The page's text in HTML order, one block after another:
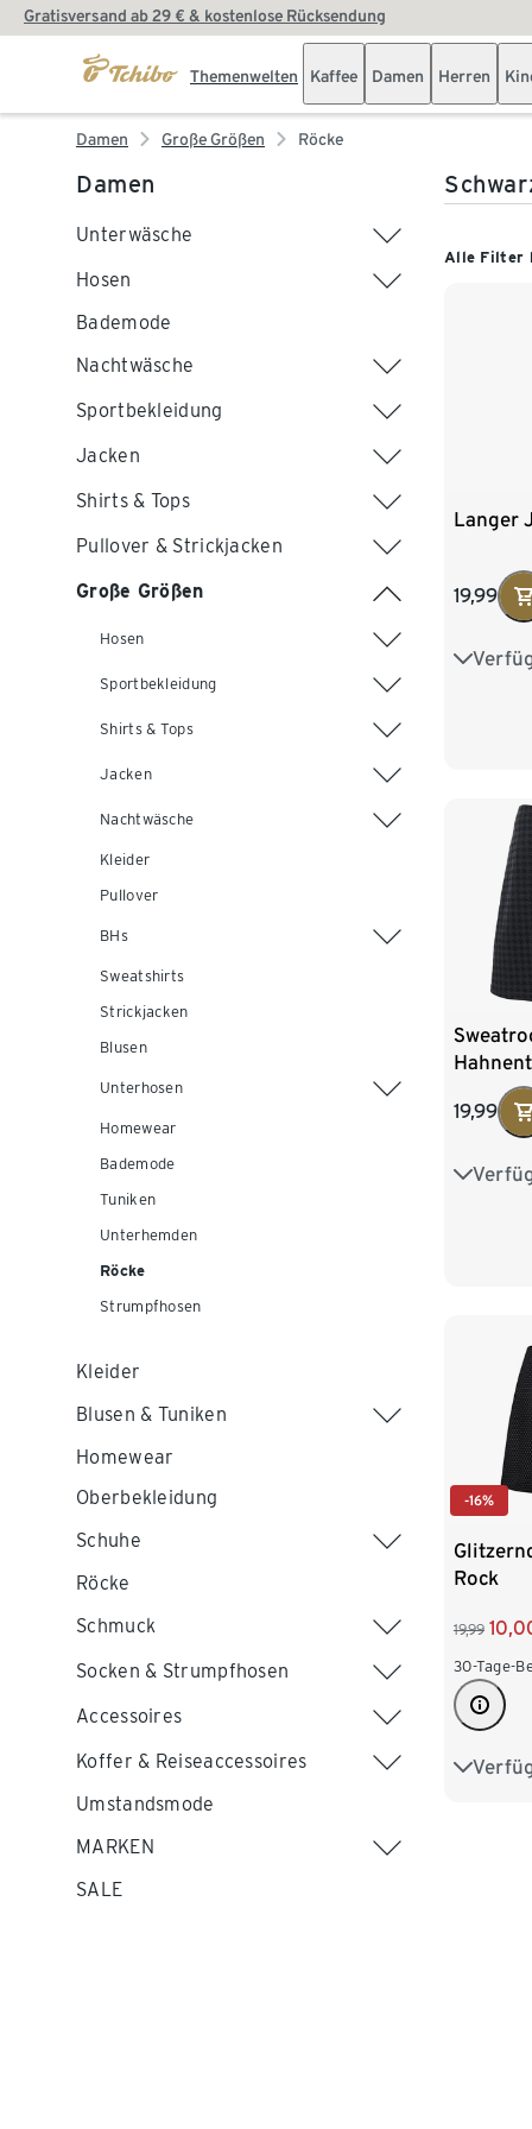
Gratisversand ab 29 € & kostenlose Rücksendung
Themenwelten Kaffee Damen Herren
Damen Große Größen Röcke
Damen
Unterwäsche
Hosen
Bademode
Nachtwäsche
Sportbekleidung
Jacken
Shirts & Tops
Pullover & Strickjacken
Große Größen
Hosen
Sportbekleidung
Shirts & Tops
Jacken
Nachtwäsche
Kleider
Pullover
BHs
Sweatshirts
Strickjacken
Blusen
Unterhosen
Homewear
Bademode
Tuniken
Unterhemden
Röcke
Strumpfhosen
Kleider
Blusen & Tuniken
Homewear
Oberbekleidung
Schuhe
Röcke
Schmuck
Socken & Strumpfhosen
Accessoires
Koffer & Reiseaccessoires
Umstandsmode
MARKEN
SALE
Alle Filter
Langer
19,99
S 36/38
19,99
S 36/38
-16%
Rock
19,99
30-Tage-
S 36/38